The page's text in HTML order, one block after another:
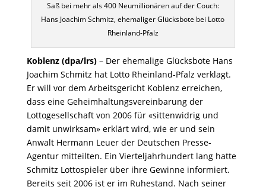
Saß bei mehr als 400 Neumillionären auf der Couch:
Hans Joachim Schmitz, ehemaliger Glücksbote bei Lotto
Rheinland-Pfalz
Koblenz (dpa/lrs)– Der ehemalige Glücksbote Hans
Joachim Schmitz hat Lotto Rheinland-Pfalz verklagt.
Er will vor dem Arbeitsgericht Koblenz erreichen,
dass eine Geheimhaltungsvereinbarung der
Lottogesellschaft von 2006 für «sittenwidrig und
damit unwirksam» erklärt wird, wie er und sein
Anwalt Hermann Leuer der Deutschen Presse-
Agentur mitteilten. Ein Vierteljahrhundert lang hatte
Schmitz Lottospieler über ihre Gewinne informiert.
Bereits seit 2006 ist er im Ruhestand. Nach seiner